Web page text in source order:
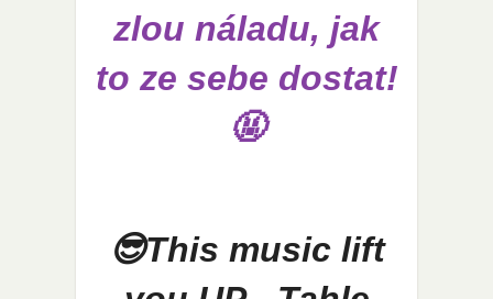
zlou náladu, jak
to ze sebe dostat!
🤬
😎This music lift